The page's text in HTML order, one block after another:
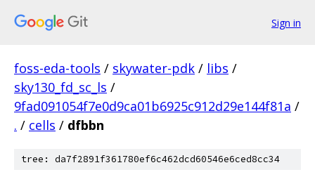
Sign in
foss-eda-tools / skywater-pdk / libs /
sky130_fd_sc_ls /
9fad091054f7e0d9ca01b6925c912d29e144f81a /
. / cells / dfbbn
tree: da7f2891f361780ef6c462dcd60546e6ced8cc34